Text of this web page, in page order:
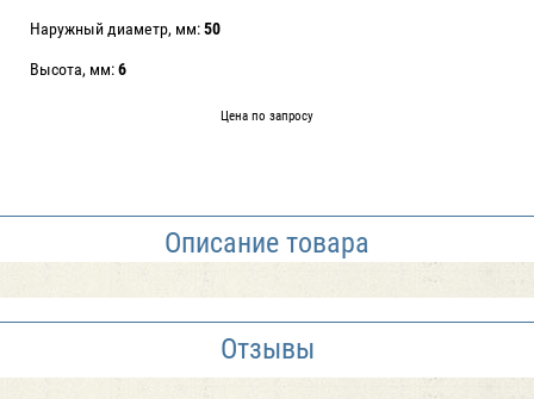
Наружный диаметр, мм:50
Высота, мм:6
Цена по запросу
Описание товара
Отзывы